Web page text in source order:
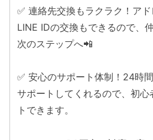
✅ 連絡先交換もラクラク！アド
LINE IDの交換もできるので、
次のステップへ📲
✅ 安心のサポート体制！24時
サポートしてくれるので、初
トできます。